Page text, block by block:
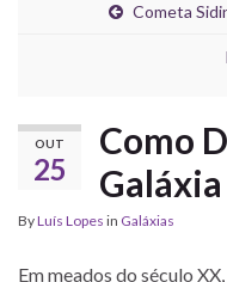
Cometa
OUT
25
Como
Galáxia
ByLuís Lopes in Galáxias
Em meados do século